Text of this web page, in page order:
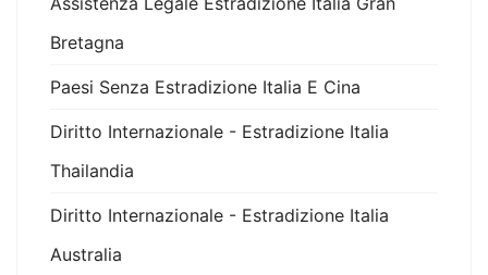
Bretagna
Paesi Senza Estradizione Italia E Cina
Diritto Internazionale - Estradizione Italia
Thailandia
Diritto Internazionale - Estradizione Italia
Australia